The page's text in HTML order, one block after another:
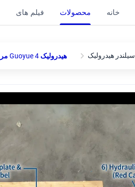
خانه محصولات فیلم های
سیلندر هیدرولیک هیدرولیک Guoyue 4 مرحله تک عمل تلسکوپی هیدرولیک سیلندر 150/130/115/105/90/75/60mm × 4440mm کل ضربه، 21 MPa، Clevis Mount